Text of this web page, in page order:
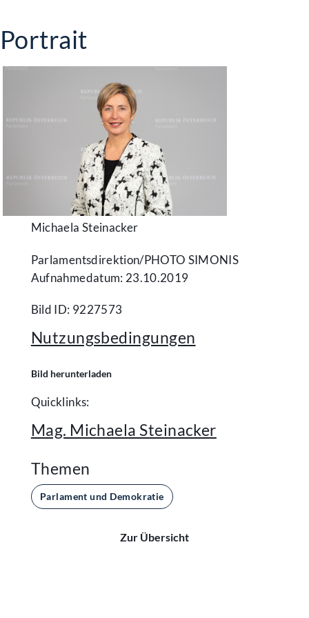
Portrait
Michaela Steinacker
Parlamentsdirektion/​PHOTO SIMONIS
Aufnahmedatum: 23.10.2019
Bild ID: 9227573
Nutzungsbedingungen
Bild herunterladen
Quicklinks:
Mag. Michaela Steinacker
Themen
Parlament und Demokratie
Zur Übersicht